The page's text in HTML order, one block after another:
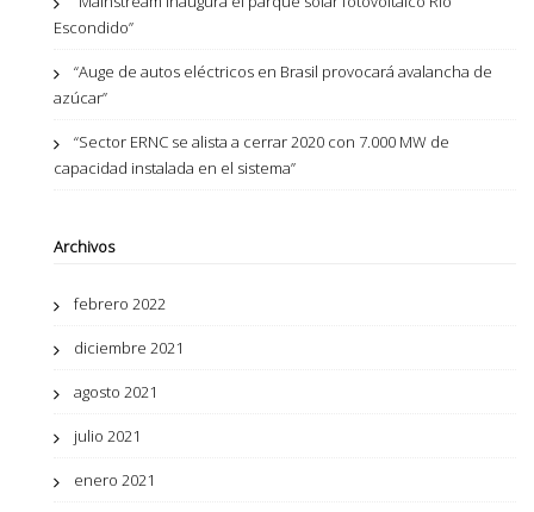
Escondido”
“Auge de autos eléctricos en Brasil provocará avalancha de
azúcar”
“Sector ERNC se alista a cerrar 2020 con 7.000 MW de
capacidad instalada en el sistema”
Archivos
febrero 2022
diciembre 2021
agosto 2021
julio 2021
enero 2021